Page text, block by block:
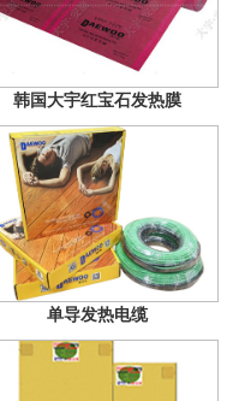
韩国大宇红宝石发热膜
单导发热电缆